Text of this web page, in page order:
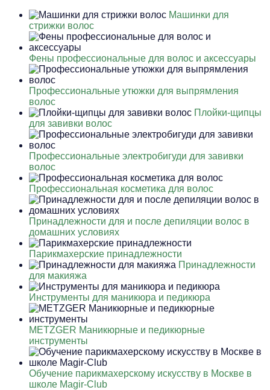
Машинки для
стрижки волос
Фены профессиональные для волос и аксессуары
Профессиональные утюжки для выпрямления
волос
Плойки-щипцы
для завивки волос
Профессиональные электробигуди для завивки
волос
Профессиональная косметика для волос
Принадлежности для и после депиляции волос в
домашних условиях
Парикмахерские принадлежности
Принадлежности
для макияжа
Инструменты для маникюра и педикюра
METZGER Маникюрные и педикюрные
инструменты
Обучение парикмахерскому искусству в Москве в
школе Magir-Club